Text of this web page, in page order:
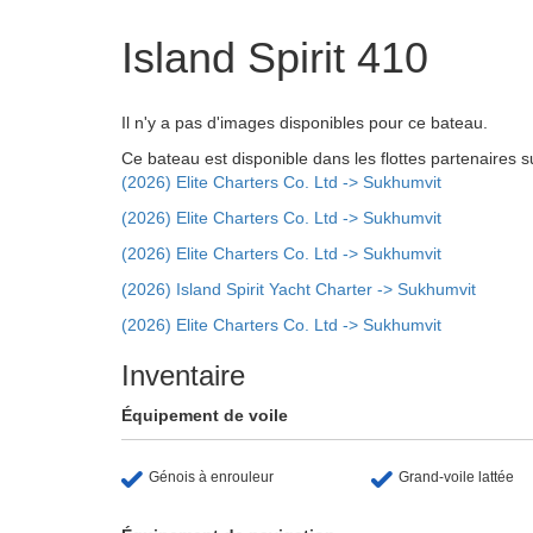
Island Spirit 410
Il n'y a pas d'images disponibles pour ce bateau.
Ce bateau est disponible dans les flottes partenaires
(2026) Elite Charters Co. Ltd -> Sukhumvit
(2026) Elite Charters Co. Ltd -> Sukhumvit
(2026) Elite Charters Co. Ltd -> Sukhumvit
(2026) Island Spirit Yacht Charter -> Sukhumvit
(2026) Elite Charters Co. Ltd -> Sukhumvit
Inventaire
Équipement de voile
Génois à enrouleur Grand-voile lattée